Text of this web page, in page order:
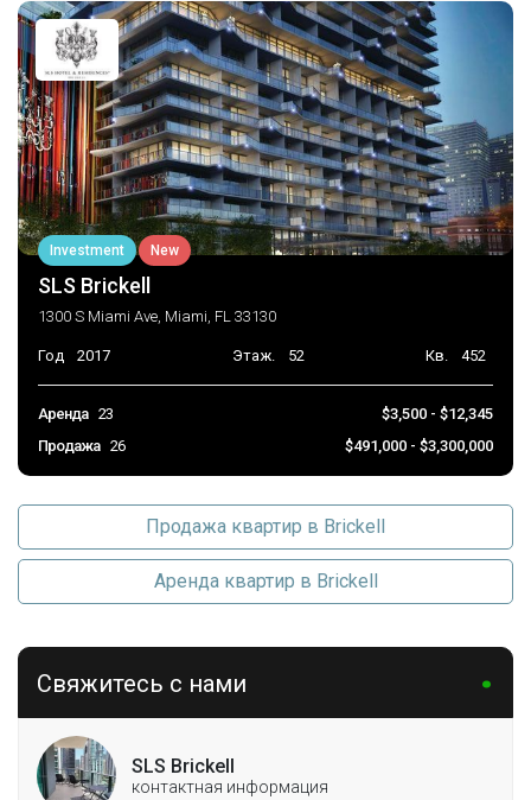
Investment New
SLS Brickell
1300 S Miami Ave, Miami, FL 33130
Год 2017 Этаж. 52 Кв. 452
Аренда 23
$3,500 - $12,345
Продажа 26 $491,000 - $3,300,000
Продажа квартир в Brickell
Аренда квартир в Brickell
Свяжитесь с нами
SLS Brickell
контактная информация